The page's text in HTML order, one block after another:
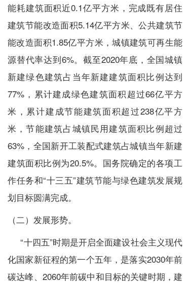
能耗建筑面积近0.1亿平方米，完成既有居住
建筑节能改造面积5.14亿平方米、公共建筑节
能改造面积1.85亿平方米，城镇建筑可再生能
源替代率达到6%。截至2020年底，全国城镇
新建绿色建筑占当年新建建筑面积比例达到
77%，累计建成绿色建筑面积超过66亿平方
米，累计建成节能建筑面积超过238亿平方
米，节能建筑占城镇民用建筑面积比例超过
63%，全国新开工装配式建筑占城镇当年新建
建筑面积比例为20.5%。国务院确定的各项工
作任务和“十三五”建筑节能与绿色建筑发展规
划目标圆满完成。
（二）发展形势。
“十四五”时期是开启全面建设社会主义现代
化国家新征程的第一个五年，是落实2030年前
碳达峰、2060年前碳中和目标的关键时期，建